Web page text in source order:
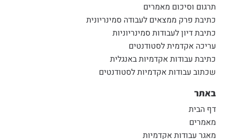
תרגום וסיכום מאמרים
כתיבת פרק ממצאים לעבודה סמינריונית
כתיבת דיון לעבודות סמינריוניות
עריכה אקדמית לסטודנטים
כתיבת עבודות אקדמיות באנגלית
שכתוב עבודות אקדמיות לסטודנטים
באתר
דף הבית
מאמרים
מאגר עבודות אקדמיות